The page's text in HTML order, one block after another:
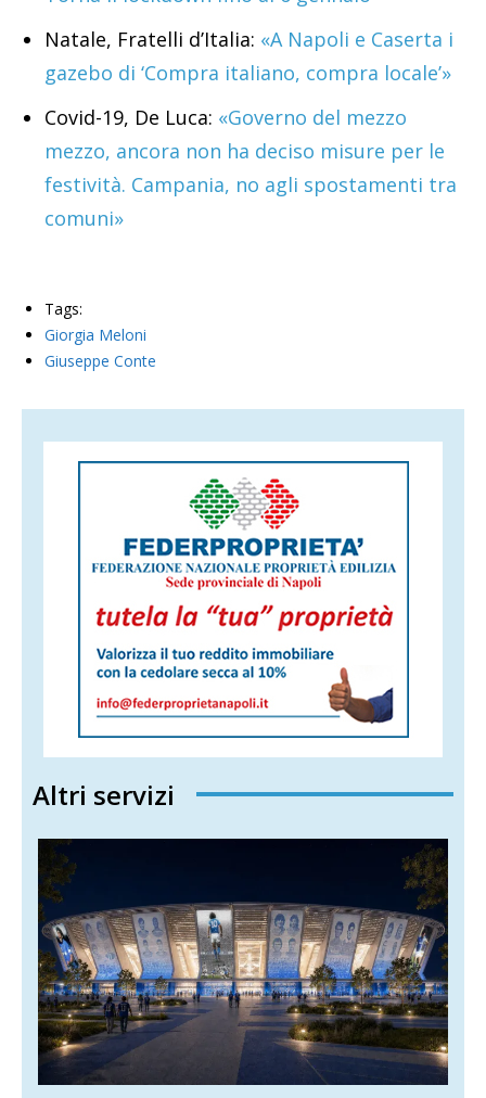
Natale, Fratelli d’Italia: «A Napoli e Caserta i
gazebo di ‘Compra italiano, compra locale’»
Covid-19, De Luca: «Governo del mezzo
mezzo, ancora non ha deciso misure per le
festività. Campania, no agli spostamenti tra
comuni»
Tags:
Giorgia Meloni
Giuseppe Conte
Altri servizi